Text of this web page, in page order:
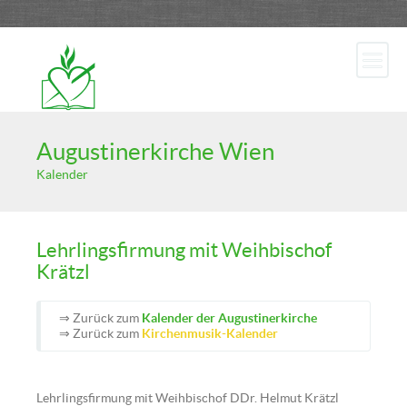
Augustinerkirche Wien
Kalender
Lehrlingsfirmung mit Weihbischof
Krätzl
⇒ Zurück zum Kalender der Augustinerkirche
⇒ Zurück zum Kirchenmusik-Kalender
Lehrlingsfirmung mit Weihbischof DDr. Helmut Krätzl